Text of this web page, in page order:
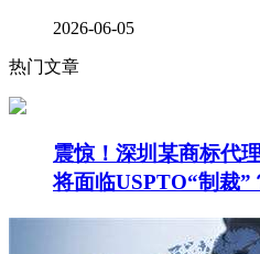
2026-06-05
热门文章
震惊！深圳某商标代
将面临USPTO“制裁”